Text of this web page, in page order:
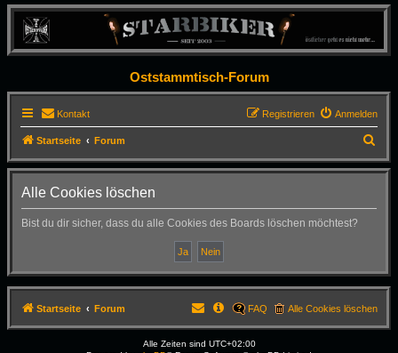
Oststammtisch-Forum
Kontakt Anmelden
Registrieren
Startseite Forum
u
Alle Cookies löschen
Bist du dir sicher, dass du alle Cookies des Boards löschen möchtest?
Startseite Forum Alle Cookies löschen
FAQ
Alle Zeiten sind UTC+02:00